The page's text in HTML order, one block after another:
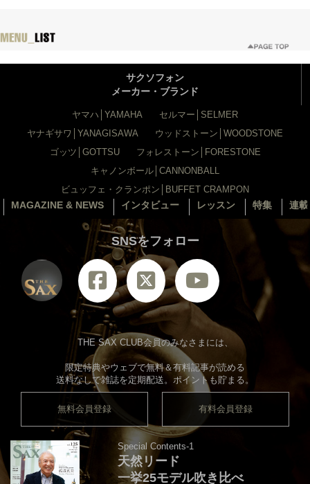
サクソフォン
メーカー・ブランド
ヤマハ│YAMAHA
セルマー│SELMER
ヤナギサワ│YANAGISAWA
ウッドストーン│WOODSTONE
ゴッツ│GOTTSU
フォレストーン│FORESTONE
キャノンボール│CANNONBALL
ビュッフェ・クランポン│BUFFET CRAMPON
MAGAZINE & NEWS インタビュー レッスン 特集 連
SNSをフォロー
THE SAX CLUB会員のみなさまには、
限定特典やウェブで無料＆有料記事が読める
送料なしで雑誌を定期配送。ポイントも貯まる。
無料会員登録 有料会員登録
Special Contents-1
天然リード
一挙25モデル吹き比べ